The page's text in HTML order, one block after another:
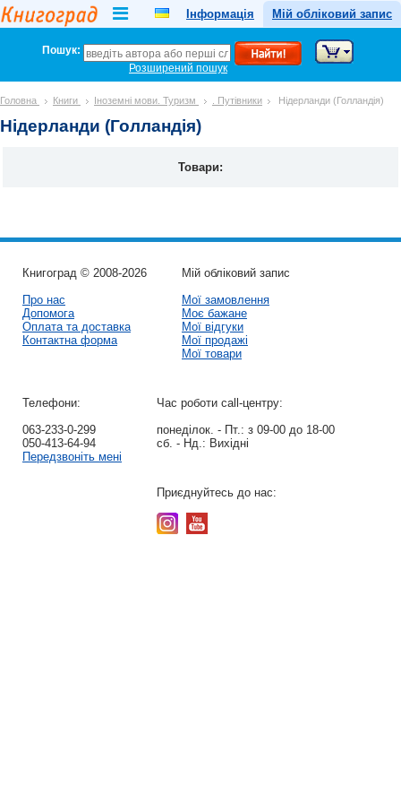
Інформація Мій обліковий запис
Пошук:
Розширений пошук
Головна Книги Іноземні мови. Туризм . Путівники Нідерланди (Голландія)
Нідерланди (Голландія)
Товари:
Книгоград © 2008-2026
Про нас
Допомога
Оплата та доставка
Контактна форма
Мій обліковий запис
Мої замовлення
Моє бажане
Мої відгуки
Мої продажі
Мої товари
Телефони:
063-233-0-299
050-413-64-94
Передзвоніть мені
Час роботи call-центру:
понеділок. - Пт.: з 09-00 до 18-00
сб. - Нд.: Вихідні
Приєднуйтесь до нас: